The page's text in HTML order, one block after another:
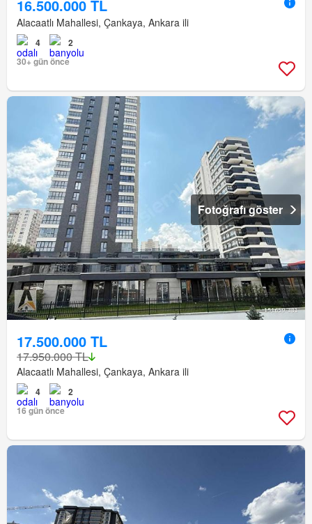
16.500.000 TL
Alacaatlı Mahallesi, Çankaya, Ankara ili
4
2
30+ gün önce
Fotoğrafı göster
17.500.000 TL
17.950.000 TL
Alacaatlı Mahallesi, Çankaya, Ankara ili
4
2
16 gün önce